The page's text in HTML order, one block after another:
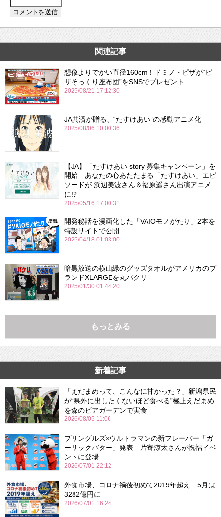
関連記事
想像よりでかい直径160cm！ドミノ・ピザが“ピ
ザそっくり座布団”をSNSでプレゼント
2025/08/21 17:12:30
JA共済が贈る、“たすけあい”の感動アニメ化
2025/08/06 10:00:36
【JA】「たすけあい story 募集キャンペーン」を
開始 あなたの心あたたまる「たすけあい」エピ
ソードが 浜辺美波さん＆福原遥さん出演アニメ
に!?
2025/05/16 17:00:31
開発秘話を漫画化した「VAIOモノがたり」2本を
特設サイトで公開
2025/04/18 01:03:00
暗黒放送の横山緑のグッズタオルがアメリカのブ
ランドXLARGEを丸パクリ
2025/01/30 01:44:20
もっとみる
新着記事
「えだまめって、こんなに甘かった？」新潟県民
が“県外に出したくないほど食べる”極上えだまめ
を森のビアガーデンで実食
2026/08/05 11:06
プリングルズ×ウルトラマンの新フレーバー「ガ
ーリックバター」発表 片寄涼太さんが祝福イベ
ントに登場
2026/07/01 22:12
外食市場、コロナ禍後初めて2019年超え 5月は
3282億円に
2026/07/01 16:24